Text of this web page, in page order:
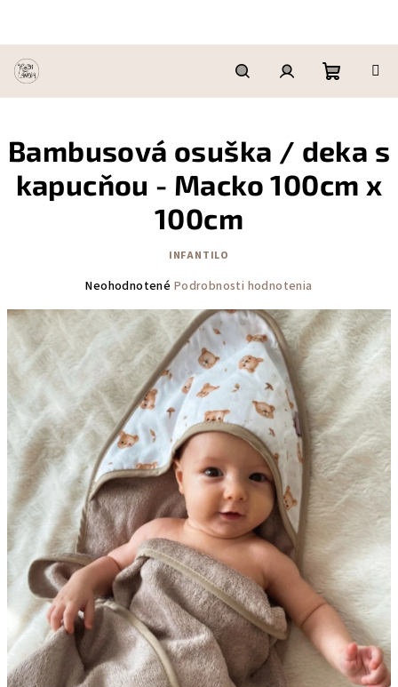
obsah
HľadaťPrihlásenie
košík
Bambusová osuška / deka s
kapucňou - Macko 100cm x
100cm
INFANTILO
produktu
5
hviezdičiek.
Neohodnotené Podrobnosti hodnotenia